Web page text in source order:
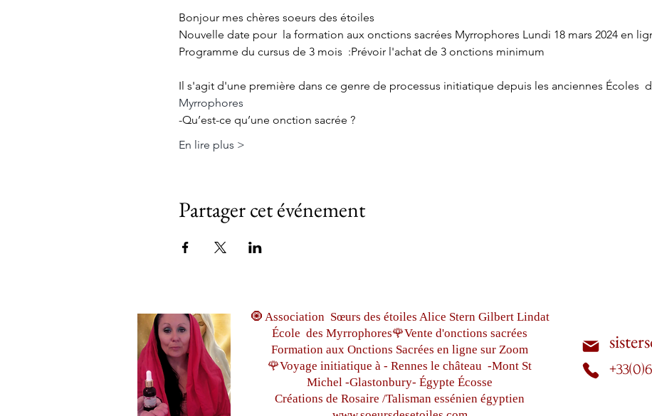
Bonjour mes chères soeurs des étoiles
Nouvelle date pour  la formation aux onctions sacrées Myrrophores Lundi 18 mars 2024 en
Programme du cursus de 3 mois  :Prévoir l'achat de 3 onctions minimum
Il s'agit d'une première dans ce genre de processus initiatique depuis les anciennes Écoles
Myrrophores
-Qu’est-ce qu’une onction sacrée ?
En lire plus >
Partager cet événement
🧿 Association Sœurs des étoiles Alice Stern Gilbert Lindat
École des Myrrophores🌹Vente d'onctions sacrées
Formation aux Onctions Sacrées en ligne sur Zoom
🌹Voyage initiatique à - Rennes le château -Mont St
Michel -Glastonbury- Égypte Écosse
Créations de Rosaire /Talisman essénien égyptien